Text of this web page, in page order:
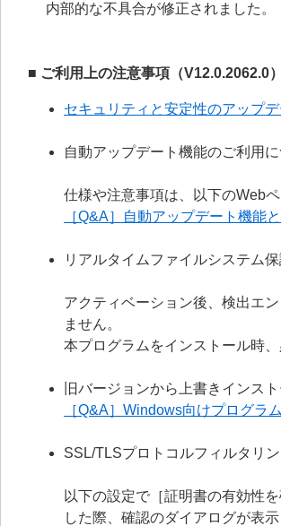
内部的な不具合が修正されました。
■ ご利用上の注意事項（V12.0.2062.0）
セキュリティと安定性のアップ
自動アップデート機能のご利用
仕様や注意事項は、以下のWeb
［Q&A］自動アップデート機能
リアルタイムファイルシステム
アクティベーション後、検出エ
ません。
本プログラムをインストール時
旧バージョンから上書きインス
［Q&A］Windows向けプログラ
SSL/TLSプロトコルフィルタリ
以下の設定で［証明書の有効性
した際、確認のダイアログが表